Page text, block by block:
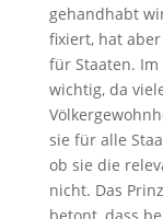
gehandhabt
fixiert, hat
für Staaten. Im
wichtig, da
sie für alle
ob sie die
nicht. Das